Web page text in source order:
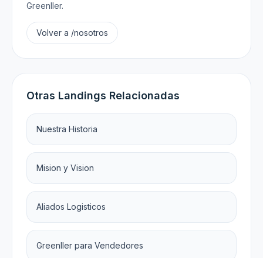
Greenller.
Volver a /nosotros
Otras Landings Relacionadas
Nuestra Historia
Mision y Vision
Aliados Logisticos
Greenller para Vendedores